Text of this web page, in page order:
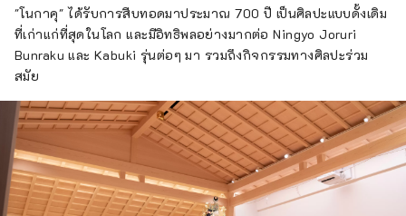
ดอกไม้ที่อ่อนโยนและน่ารื่นรมย์ตลอดสี่ฤดูกาล
เพลิดเพลินไปกับการเดินทางครั้งใหม่ในเฮียวโงะที่
กระตุ้นสัมผัสทั้งห้าของการมองเห็น การรับรส
"โนกาคุ" ได้รับการสืบทอดมาประมาณ 700 ปี เป็นศิลปะแบบดั้งเดิม
ที่เก่าแก่ที่สุดในโลก และมีอิทธิพลอย่างมากต่อ Ningyo Joruri
Bunraku และ Kabuki รุ่นต่อๆ มา รวมถึงกิจกรรมทางศิลปะร่วม
สมัย